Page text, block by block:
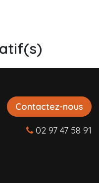
Contactez-nous
02 97 47 58 91